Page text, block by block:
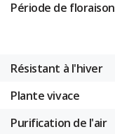
Période de floraison
Résistant à l'hiver
Plante vivace
Purification de l'air